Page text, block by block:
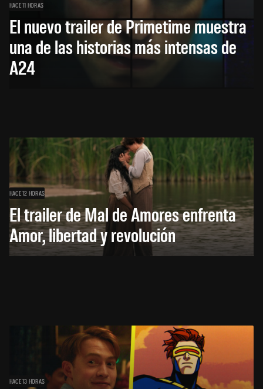
HACE 11 HORAS
El nuevo trailer de Primetime muestra
una de las historias más intensas de
A24
HACE 12 HORAS
El trailer de Mal de Amores enfrenta
Amor, libertad y revolución
HACE 13 HORAS